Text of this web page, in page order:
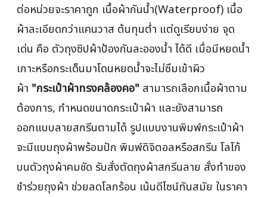
ต่อหน่วยจะราคาถูก เนื้อผ้ากันน้ำ(Waterproof) เนื้อ
ผ้าละเอียดกว่าแคนวาส ต้นทุนต่ำ แต่ดูเรียบง่าย จุด
เด่น คือ ตัวถุงซิปผ้าป้องกันละอองน้ำ ได้ดี เมื่อมีหยดน้ำ
เกาะหรือกระเด็นมาโดนหยดน้ำจะไม่ซึมเข้าผิว
ผ้า "กระเป๋าผ้าทรงคล้องคอ" สามารถเลือกเนื้อผ้าตาม
ต้องการ, กำหนดขนาดกระเป๋าผ้า และยังสามารถ
ออกแบบลายสกรีนตามได้ รูปแบบงานพิมพ์กระเป๋าผ้า
จะมีแบบถุงผ้าพร้อมปัก พิมพ์ดิจิตอลหรือสกรีน โลโก้
บนตัวถุงผ้าคมชัด รับสั่งตัดถุงผ้าสกรีนลาย สั่งทำของ
ชำร่วยถุงผ้า ช่วยลดโลกร้อน เน้นดีไซน์ทันสมัย ในราคา